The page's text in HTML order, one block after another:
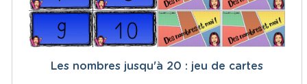
Les nombres jusqu'à 20 : jeu de cartes